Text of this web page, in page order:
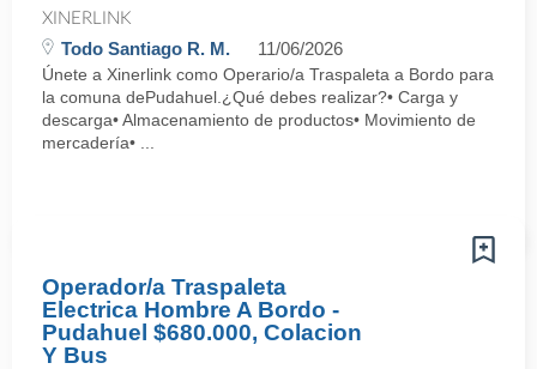
XINERLINK
Todo Santiago R. M. 11/06/2026
Únete a Xinerlink como Operario/a Traspaleta a Bordo para
la comuna dePudahuel.¿Qué debes realizar?• Carga y
descarga• Almacenamiento de productos• Movimiento de
mercadería• ...
Operador/a Traspaleta
Electrica Hombre A Bordo -
Pudahuel $680.000, Colacion
Y Bus